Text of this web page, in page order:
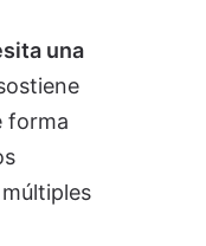
una
forma